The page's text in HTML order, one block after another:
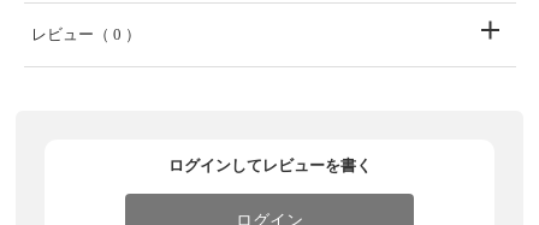
レビュー （ 0 ）
ログインしてレビューを書く
ログイン